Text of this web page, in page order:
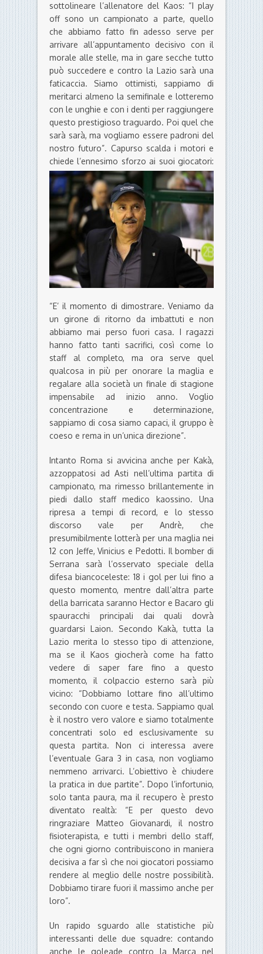
sottolineare l’allenatore del Kaos: “I play
off sono un campionato a parte, quello
che abbiamo fatto fin adesso serve per
arrivare all’appuntamento decisivo con il
morale alle stelle, ma in gare secche tutto
può succedere e contro la Lazio sarà una
faticaccia. Siamo ottimisti, sappiamo di
meritarci almeno la semifinale e lotteremo
con le unghie e con i denti per raggiungere
questo prestigioso traguardo. Poi quel che
sarà sarà, ma vogliamo essere padroni del
nostro futuro”. Capurso scalda i motori e
chiede l’ennesimo sforzo ai suoi giocatori:
“E’ il momento di dimostrare. Veniamo da
un girone di ritorno da imbattuti e non
abbiamo mai perso fuori casa. I ragazzi
hanno fatto tanti sacrifici, così come lo
staff al completo, ma ora serve quel
qualcosa in più per onorare la maglia e
regalare alla società un finale di stagione
impensabile ad inizio anno. Voglio
concentrazione e determinazione,
sappiamo di cosa siamo capaci, il gruppo è
coeso e rema in un’unica direzione”.
Intanto Roma si avvicina anche per Kakà,
azzoppatosi ad Asti nell’ultima partita di
campionato, ma rimesso brillantemente in
piedi dallo staff medico kaossino. Una
ripresa a tempi di record, e lo stesso
discorso vale per Andrè, che
presumibilmente lotterà per una maglia nei
12 con Jeffe, Vinicius e Pedotti. Il bomber di
Serrana sarà l’osservato speciale della
difesa biancoceleste: 18 i gol per lui fino a
questo momento, mentre dall’altra parte
della barricata saranno Hector e Bacaro gli
spauracchi principali dai quali dovrà
guardarsi Laion. Secondo Kakà, tutta la
Lazio merita lo stesso tipo di attenzione,
ma se il Kaos giocherà come ha fatto
vedere di saper fare fino a questo
momento, il colpaccio esterno sarà più
vicino: “Dobbiamo lottare fino all’ultimo
secondo con cuore e testa. Sappiamo qual
è il nostro vero valore e siamo totalmente
concentrati solo ed esclusivamente su
questa partita. Non ci interessa avere
l’eventuale Gara 3 in casa, non vogliamo
nemmeno arrivarci. L’obiettivo è chiudere
la pratica in due partite”. Dopo l’infortunio,
solo tanta paura, ma il recupero è presto
diventato realtà: “E per questo devo
ringraziare Matteo Giovanardi, il nostro
fisioterapista, e tutti i membri dello staff,
che ogni giorno contribuiscono in maniera
decisiva a far sì che noi giocatori possiamo
rendere al meglio delle nostre possibilità.
Dobbiamo tirare fuori il massimo anche per
loro”.
Un rapido sguardo alle statistiche più
interessanti delle due squadre: contando
anche le goleade contro la Marca nel